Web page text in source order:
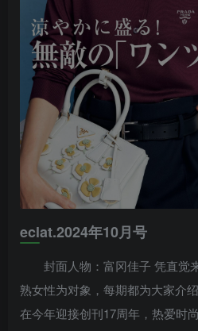
eclat.2024年10月号
封面人物：富冈佳子 凭直觉
熟女性为对象，每期都为大家介
在今年迎接创刊17周年，热爱时